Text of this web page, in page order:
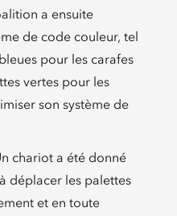
a ensuite
de code couleur, tel
pour les carafes
vertes pour les
son système de
chariot a été donné
déplacer les palettes
et en toute